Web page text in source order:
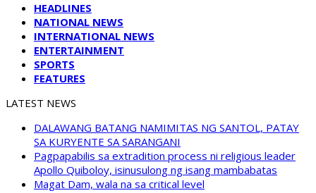
HEADLINES
NATIONAL NEWS
INTERNATIONAL NEWS
ENTERTAINMENT
SPORTS
FEATURES
LATEST NEWS
DALAWANG BATANG NAMIMITAS NG SANTOL, PATAY
SA KURYENTE SA SARANGANI
Pagpapabilis sa extradition process ni religious leader
Apollo Quiboloy, isinusulong ng isang mambabatas
Magat Dam, wala na sa critical level